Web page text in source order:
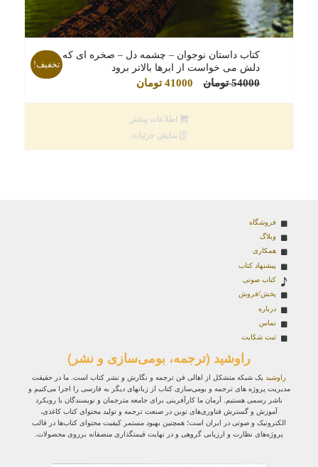
کتاب داستان نوجوان – چشمه دل – صخره ای که
دلش می خواست از ابرها بالاتر برود
54000 تومان
قیمت
54000 تومان
بود.
41000 تومانقیمت
است.
تخفیف!
اطلاعات بیشتر
نمایش جزئیات
فروشگاه
وبلاگ
همکاری
پیشنهاد کتاب
کتاب صوتی
پخش/فروش
درباره
تماس
ثبت شکایت
راوشید (ترجمه، بومی‌سازی و نشر)
راوشید یک شبکه متشکل از اهالی فن ترجمه و نگارش و نشر کتاب است. ما در حقیقت
مدیریت پروژه‌ های ترجمه و بومی‌سازی کتاب از زبانهای دیگر به فارسی را اجرا می‌کنیم و
ناشر رسمی هستیم. آرمان ما کارآفرینی برای جامعه مترجمان و نویسندگان با رویکرد
آموزش و گسترش فناوری‌های نوین در صنعت ترجمه و تولید محتوای کتاب کاغذی،
الکترونیک و صوتی در ایران است؛ همچنین بهبود مستمر کیفیت محتوای کتاب‌ها در قالب
پروژه‌های نظارت و ارزیابی گروهی و در نهایت قیمتگذاری منصفانه برروی محصولات.